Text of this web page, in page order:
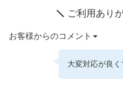
ご利用あり
お客様からのコメント
大変対応が良く